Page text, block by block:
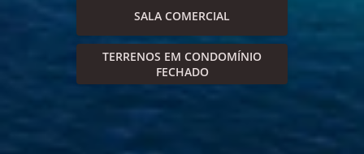
SALA COMERCIAL
TERRENOS EM CONDOMÍNIO
FECHADO